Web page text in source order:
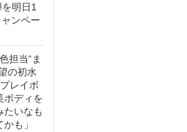
明日1
ンペー
担当“ま
の初水
レイボ
ボディを
たいなも
も」